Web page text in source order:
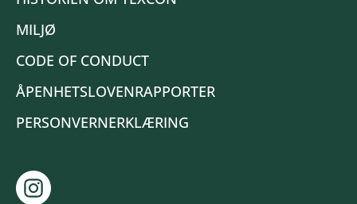
MILJØ
CODE OF CONDUCT
ÅPENHETSLOVENRAPPORTER
PERSONVERNERKLÆRING